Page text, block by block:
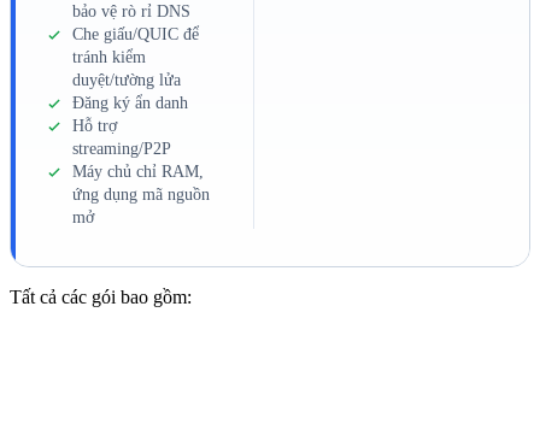
bảo vệ rò rỉ DNS
Che giấu/QUIC để
tránh kiểm
duyệt/tường lửa
Đăng ký ẩn danh
Hỗ trợ
streaming/P2P
Máy chủ chỉ RAM,
ứng dụng mã nguồn
mở
Tất cả các gói bao gồm: